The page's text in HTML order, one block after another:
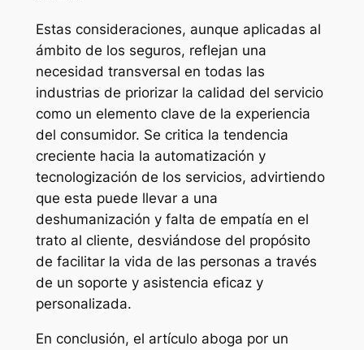
Estas consideraciones, aunque aplicadas al
ámbito de los seguros, reflejan una
necesidad transversal en todas las
industrias de priorizar la calidad del servicio
como un elemento clave de la experiencia
del consumidor. Se critica la tendencia
creciente hacia la automatización y
tecnologización de los servicios, advirtiendo
que esta puede llevar a una
deshumanización y falta de empatía en el
trato al cliente, desviándose del propósito
de facilitar la vida de las personas a través
de un soporte y asistencia eficaz y
personalizada.
En conclusión, el artículo aboga por un